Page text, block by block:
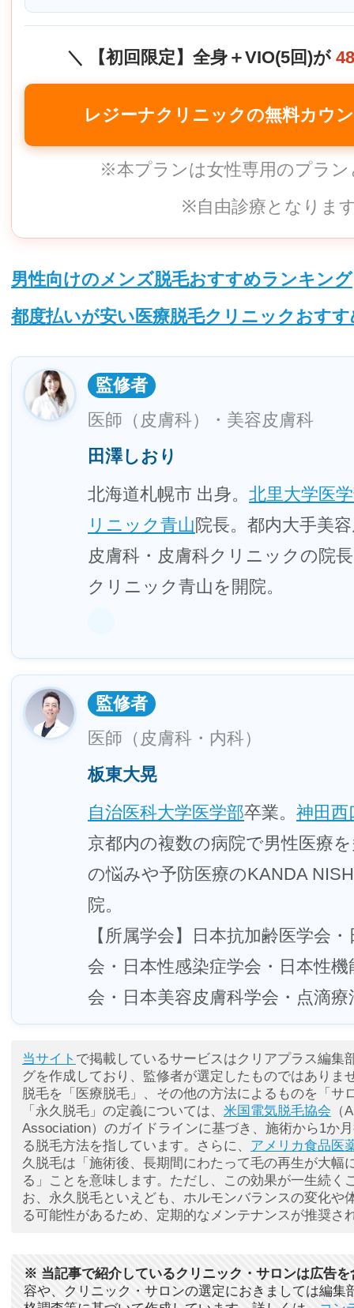
＼ 【初回限定】全身＋VIO(5回)が
レジーナクリニックの無料カウ
※本プランは女性専用のプラ
※自由診療となりま
男性向けのメンズ脱毛おすすめランキング
都度払いが安い医療脱毛クリニックおすす
監修者
医師（皮膚科）・美容皮膚科
田澤しおり
北海道札幌市 出身。 北里大学医
リニック青山 院長。都内大手美
皮膚科・皮膚科クリニックの院
クリニック青山を開院。
監修者
医師（皮膚科・内科）
板東大晃
自治医科大学医学部卒業。 神田
京都内の複数の病院で男性医療
の悩みや予防医療のKANDA
院。
【所属学会】日本抗加齢医学会
会・日本性感染症学会・日本性
会・日本美容皮膚科学会・点滴療
当サイト で掲載しているサービスはクリアプラス編集
グを作成しており、監修者が選定したものではありま
脱毛を「医療脱毛」、その他の方法によるものを「サ
「永久脱毛」の定義については、 米国電気脱毛協会
Association）のガイドラインに基づき、施術から1か
る脱毛方法を指しています。さらに、 アメリカ食品医
久脱毛は「施術後、長期間にわたって毛の再生が大幅
る」ことを意味します。ただし、この効果が一生続く
お、永久脱毛といえども、ホルモンバランスの変化や
る可能性があるため、定期的なメンテナンスが推奨さ
※ 当記事で紹介しているクリニック・サロンは広告を
容や、クリニック・サロンの選定におきましては編集